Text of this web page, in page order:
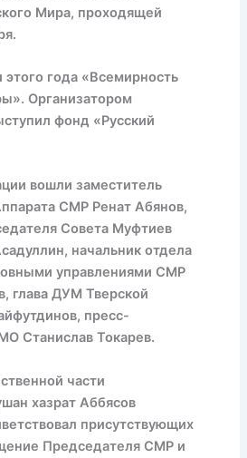
Мира, проходящей
года «Всемирность
Организатором
фонд «Русский
вошли заместитель
СМР Ренат Абянов,
Совета Муфтиев
начальник отдела
управлениями СМР
глава ДУМ Тверской
пресс-
Станислав Токарев.
части
хазрат Аббясов
присутствующих
Председателя СМР и